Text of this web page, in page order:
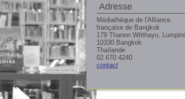
Adresse
Médiathèque de l'Alliance
française de Bangkok
179 Thanon Witthayu, Lumpini
10330 Bangkok
Thaïlande
02 670 4240
contact